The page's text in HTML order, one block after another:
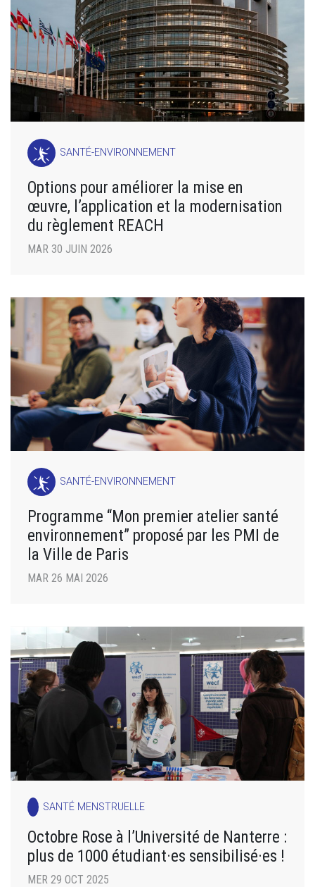
SANTÉ-ENVIRONNEMENT
Options pour améliorer la mise en
œuvre, l’application et la modernisation
du règlement REACH
MAR 30 JUIN 2026
SANTÉ-ENVIRONNEMENT
Programme “Mon premier atelier santé
environnement” proposé par les PMI de
la Ville de Paris
MAR 26 MAI 2026
SANTÉ MENSTRUELLE
Octobre Rose à l’Université de Nanterre :
plus de 1000 étudiant·es sensibilisé·es !
MER 29 OCT 2025